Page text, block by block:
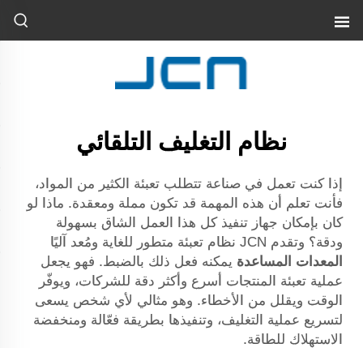
نظام التغليف التلقائي
إذا كنت تعمل في صناعة تتطلب تعبئة الكثير من المواد،
فأنت تعلم أن هذه المهمة قد تكون مملة ومعقدة. ماذا لو
كان بإمكان جهاز تنفيذ كل هذا العمل الشاق بسهولة
ودقة؟ وتقدم JCN نظام تعبئة متطور للغاية ومُعد آليًا
المعدات المساعدة يمكنه فعل ذلك بالضبط. فهو يجعل
عملية تعبئة المنتجات أسرع وأكثر دقة للشركات، ويوفّر
الوقت ويقلل من الأخطاء. وهو مثالي لأي شخص يسعى
لتسريع عملية التغليف، وتنفيذها بطريقة فعّالة ومنخفضة
الاستهلاك للطاقة.